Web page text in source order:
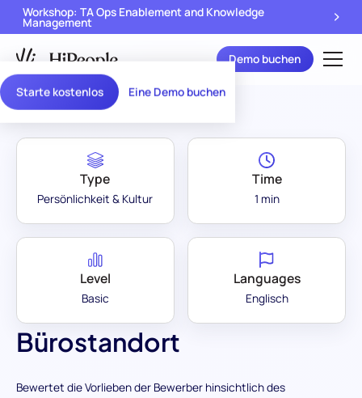
Starte kostenlos Eine Demo buchen
Workshop: TA Ops Enablement and Knowledge
Management
Demo buchen
Assessment Library
Bürostandort
Bewertet die Vorlieben der Bewerber hinsichtlich des
Type
Persönlichkeit & Kultur
Time
1 min
Level
Basic
Languages
Englisch